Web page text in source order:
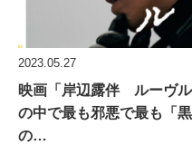
2023.05.27
映画「岸辺露伴 ルーヴ
の中で最も邪悪で最も「
の…